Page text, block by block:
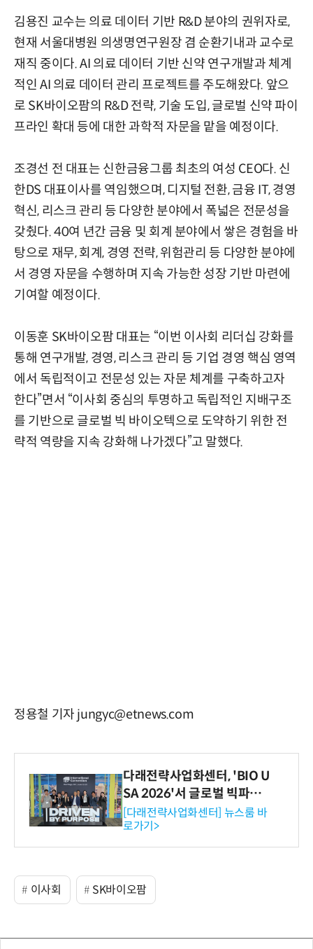
김용진 교수는 의료 데이터 기반 R&D 분야의 권위자로,
현재 서울대병원 의생명연구원장 겸 순환기내과 교수로
재직 중이다. AI 의료 데이터 기반 신약 연구개발과 체계
적인 AI 의료 데이터 관리 프로젝트를 주도해왔다. 앞으
로 SK바이오팜의 R&D 전략, 기술 도입, 글로벌 신약 파이
프라인 확대 등에 대한 과학적 자문을 맡을 예정이다.
조경선 전 대표는 신한금융그룹 최초의 여성 CEO다. 신
한DS 대표이사를 역임했으며, 디지털 전환, 금융 IT, 경영
혁신, 리스크 관리 등 다양한 분야에서 폭넓은 전문성을
갖췄다. 40여 년간 금융 및 회계 분야에서 쌓은 경험을 바
탕으로 재무, 회계, 경영 전략, 위험관리 등 다양한 분야에
서 경영 자문을 수행하며 지속 가능한 성장 기반 마련에
기여할 예정이다.
이동훈 SK바이오팜 대표는 “이번 이사회 리더십 강화를
통해 연구개발, 경영, 리스크 관리 등 기업 경영 핵심 영역
에서 독립적이고 전문성 있는 자문 체계를 구축하고자
한다”면서 “이사회 중심의 투명하고 독립적인 지배구조
를 기반으로 글로벌 빅 바이오텍으로 도약하기 위한 전
략적 역량을 지속 강화해 나가겠다”고 말했다.
정용철 기자 jungyc@etnews.com
다래전략사업화센터, 'BIO U
SA 2026'서 글로벌 빅파마
와의 비즈니스 미팅 지원…K
-바이오 해외 진출 교두보 확
보
[다래전략사업화센터] 뉴스룸 바
로가기>
이사회 SK바이오팜